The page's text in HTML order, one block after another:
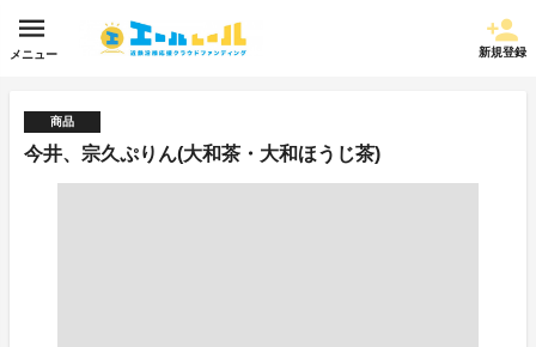
メニュー 新規登録
商品
今井、宗久ぷりん(大和茶・大和ほうじ茶)